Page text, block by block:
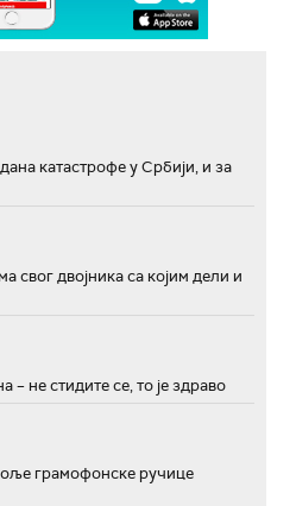
катастрофе у Србији, и за
свог двојника са којим дели и
– не стидите се, то је здраво
грамофонске ручице